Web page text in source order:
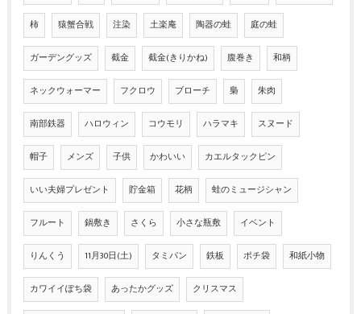
柿 猿蟹合戦 注染 土楽庵 陶器の蛙 庭の蛙
ガーデングッズ 截金 截金(きりかね) 腹巻き 和柄
ネックウォーマー フクロウ ブローチ 梟 朱肉
南部鉄器 ハロウィン コウモリ ハラマキ スヌード
帽子 メンズ 子供 かわいい カエルタックピン
いい夫婦プレゼント 貯金箱 花柄 蛙のミュージシャン
フルート 鍋敷き さくら 小さな瓶敷 イベント
りんくう 11月30日(土) タミパン 鉄板 ポチ袋 和紙小物
カワイイぽち袋 あったかグッズ クリスマス